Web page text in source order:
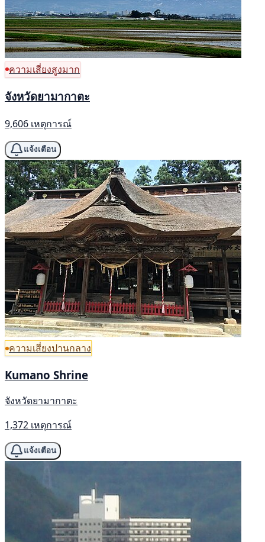
ความเสี่ยงสูงมาก
จังหวัดยามากาตะ
9,606 เหตุการณ์
แจ้งเตือน
ความเสี่ยงปานกลาง
Kumano Shrine
จังหวัดยามากาตะ
1,372 เหตุการณ์
แจ้งเตือน